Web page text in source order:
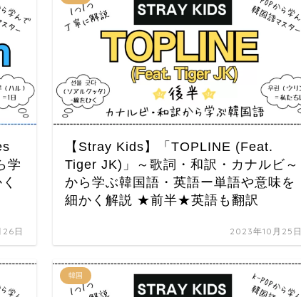
学
日
【Stray Kids】「TOPLINE (Feat.
Tiger JK)」～歌詞・和訳・カナルビ～
から学ぶ韓国語・英語ー単語や意味を
細かく解説 ★前半★英語も翻訳
2023年10月25日
韓国